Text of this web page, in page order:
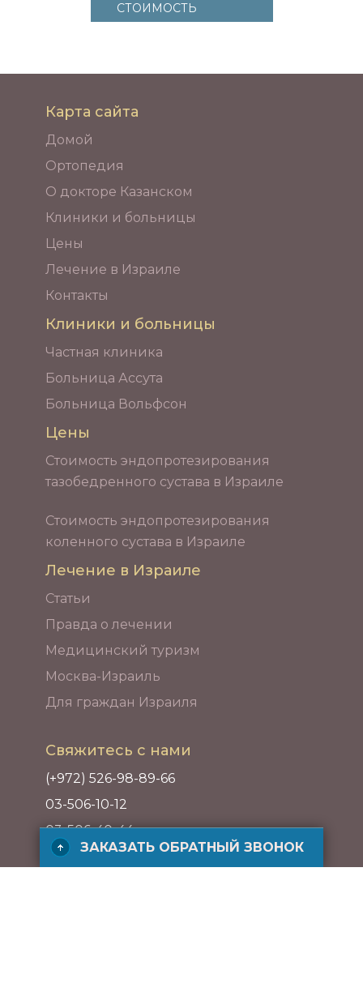
СТОИМОСТЬ
Карта сайта
Домой
Ортопедия
О докторе Казанском
Клиники и больницы
Цены
Лечение в Израиле
Контакты
Клиники и больницы
Частная клиника
Больница Ассута
Больница Вольфсон
Цены
Стоимость эндопротезирования
тазобедренного сустава в Израиле
Стоимость эндопротезирования
коленного сустава в Израиле
Лечение в Израиле
Статьи
Правда о лечении
Медицинский туризм
Москва-Израиль
Для граждан Израиля
Свяжитесь с нами
(+972) 526-98-89-66
03-506-10-12
03-506-40-44
Адрес
ЗАКАЗАТЬ ОБРАТНЫЙ ЗВОНОК